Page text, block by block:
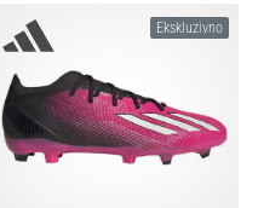
Ekskluzivno